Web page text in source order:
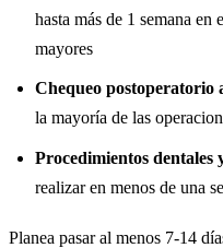
hasta más de 1 semana
mayores
Chequeo postoperatorio
la mayoría de las
Procedimientos dentales
realizar en menos de una
Planea pasar al menos 7-14